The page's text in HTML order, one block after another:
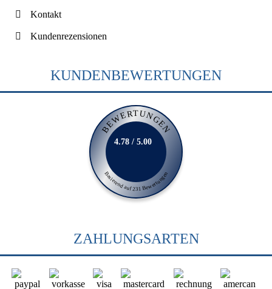
Kontakt
Kundenrezensionen
KUNDENBEWERTUNGEN
BEWERTUNGEN
Basierend auf 231 Bewertungen
4.78 / 5.00
ZAHLUNGSARTEN